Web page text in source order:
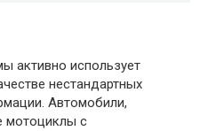
активно использует
нестандартных
Автомобили,
мотоциклы с